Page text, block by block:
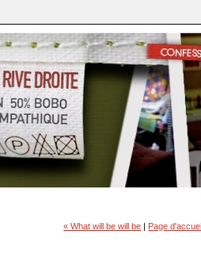
« What will be will be | Page